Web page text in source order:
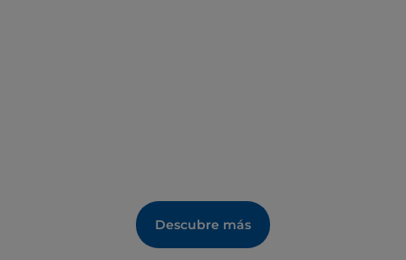
Descubre más